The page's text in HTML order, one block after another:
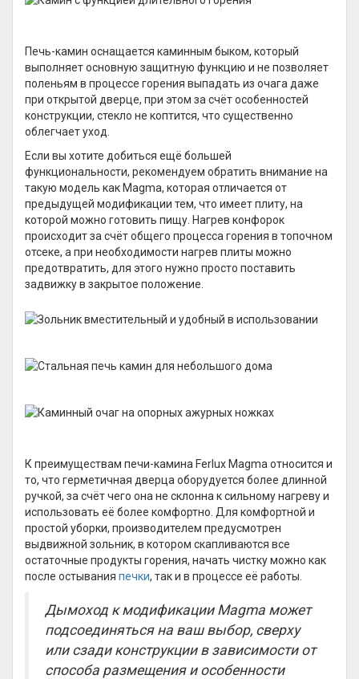
Печь-камин оснащается каминным быком, который
выполняет основную защитную функцию и не позволяет
поленьям в процессе горения выпадать из очага даже
при открытой дверце, при этом за счёт особенностей
конструкции, стекло не коптится, что существенно
облегчает уход.
Если вы хотите добиться ещё большей
функциональности, рекомендуем обратить внимание на
такую модель как Magma, которая отличается от
предыдущей модификации тем, что имеет плиту, на
которой можно готовить пищу. Нагрев конфорок
происходит за счёт общего процесса горения в топочном
отсеке, а при необходимости нагрев плиты можно
предотвратить, для этого нужно просто поставить
задвижку в закрытое положение.
К преимуществам печи-камина Ferlux Magma относится и
то, что герметичная дверца оборудуется более длинной
ручкой, за счёт чего она не склонна к сильному нагреву и
использовать её более комфортно. Для комфортной и
простой уборки, производителем предусмотрен
выдвижной зольник, в котором скапливаются все
остаточные продукты горения, начать чистку можно как
после остывания печки, так и в процессе её работы.
Дымоход к модификации Magma может
подсоединяться на ваш выбор, сверху
или сзади конструкции в зависимости от
способа размещения и особенности